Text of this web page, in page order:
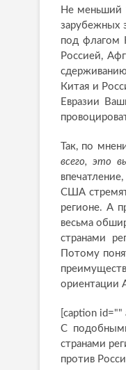
Не меньший
зарубежных
под флагом
Россией,
Китая и
Евразии
Так, по
всего, это
США
регионе. А
весьма
странами
Потому
ориентации
[caption
С
странами
против